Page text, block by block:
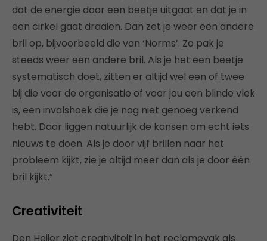
dat de energie daar een beetje uitgaat en dat je in
een cirkel gaat draaien. Dan zet je weer een andere
bril op, bijvoorbeeld die van ‘Norms’. Zo pak je
steeds weer een andere bril. Als je het een beetje
systematisch doet, zitten er altijd wel een of twee
bij die voor de organisatie of voor jou een blinde vlek
is, een invalshoek die je nog niet genoeg verkend
hebt. Daar liggen natuurlijk de kansen om echt iets
nieuws te doen. Als je door vijf brillen naar het
probleem kijkt, zie je altijd meer dan als je door één
bril kijkt.”
Creativiteit